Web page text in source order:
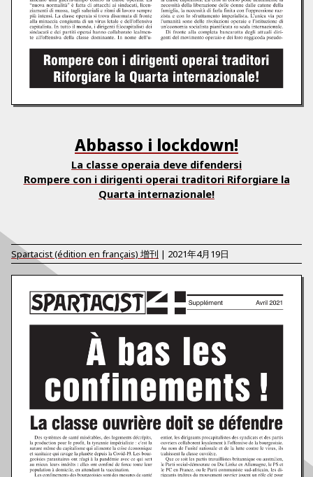
Abbasso i lockdown!
La classe operaia deve difendersi
Rompere con i dirigenti operai traditori Riforgiare la
Quarta internazionale!
Spartacist (édition en français) 增刊 | 2021年4月19日